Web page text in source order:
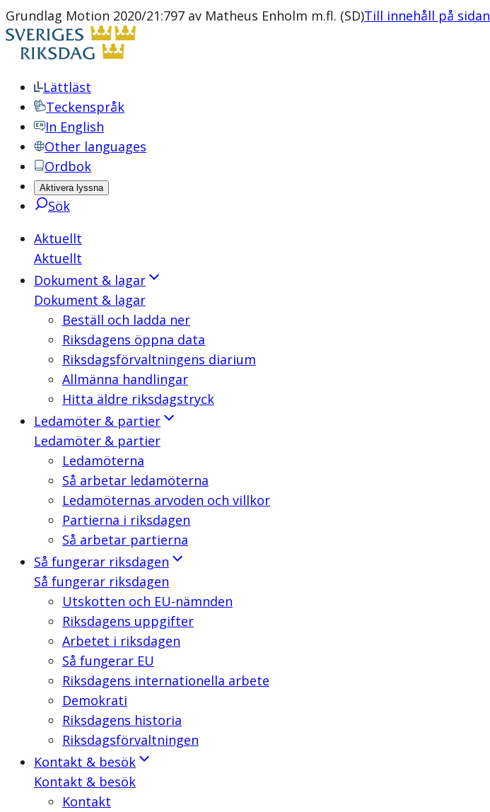
Grundlag Motion 2020/21:797 av Matheus Enholm m.fl. (SD)Till innehåll på sidan
Lättläst
Teckenspråk
In English
Other languages
Ordbok
Aktivera lyssna
Sök
Aktuellt
Aktuellt
Dokument & lagar
Dokument & lagar
Beställ och ladda ner
Riksdagens öppna data
Riksdagsförvaltningens diarium
Allmänna handlingar
Hitta äldre riksdagstryck
Ledamöter & partier
Ledamöter & partier
Ledamöterna
Så arbetar ledamöterna
Ledamöternas arvoden och villkor
Partierna i riksdagen
Så arbetar partierna
Så fungerar riksdagen
Så fungerar riksdagen
Utskotten och EU-nämnden
Riksdagens uppgifter
Arbetet i riksdagen
Så fungerar EU
Riksdagens internationella arbete
Demokrati
Riksdagens historia
Riksdagsförvaltningen
Kontakt & besök
Kontakt & besök
Kontakt